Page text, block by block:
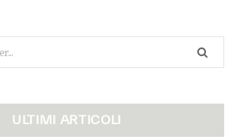
ULTIMI ARTICOLI